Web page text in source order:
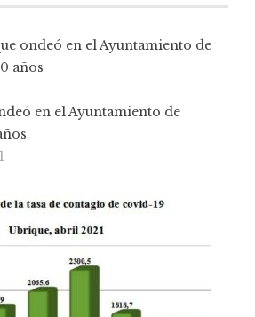
en el Ayuntamiento de